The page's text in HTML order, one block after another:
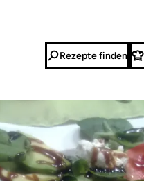
Rezepte finden